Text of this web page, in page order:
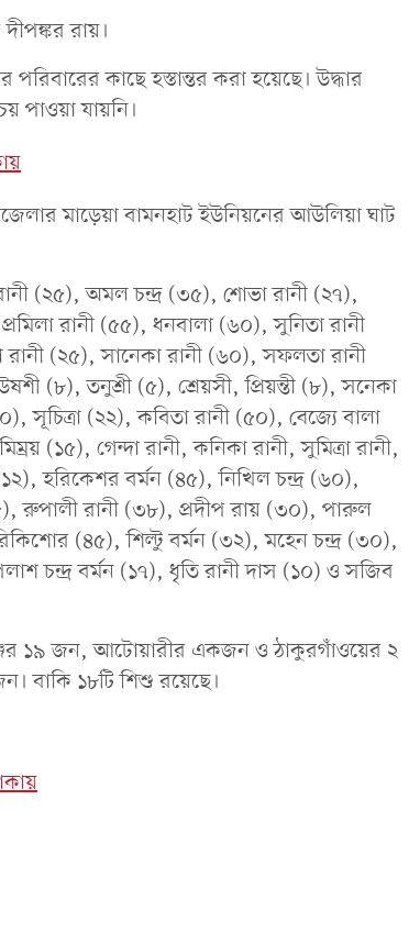
রায়।
কাছে হস্তান্তর করা হয়েছে। উদ্ধার
পাওয়া যায়নি।
মাড়েয়া বামনহাট ইউনিয়নের আউলিয়া ঘাট
(২৫), অমল চন্দ্র (৩৫), শোভা রানী (২৭),
রানী (৫৫), ধনবালা (৬০), সুনিতা রানী
রানী (২৫), সানেকা রানী (৬০), সফলতা রানী
(৮), তনুশ্রী (৫), শ্রেয়সী, প্রিয়ন্তী (৮), সনেকা
সূচিত্রা (২২), কবিতা রানী (৫০), বেজ্যে বালা
(১৫), গেন্দা রানী, কনিকা রানী, সুমিত্রা রানী,
হরিকেশর বর্মন (৪৫), নিখিল চন্দ্র (৬০),
রুপালী রানী (৩৮), প্রদীপ রায় (৩০), পারুল
(৪৫), শিল্টু বর্মন (৩২), মহেন চন্দ্র (৩০),
চন্দ্র বর্মন (১৭), ধৃতি রানী দাস (১০) ও সজিব
১৯ জন, আটোয়ারীর একজন ও ঠাকুরগাঁওয়ের ২
বাকি ১৮টি শিশু রয়েছে।